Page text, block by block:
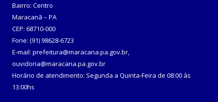
Bairro: Centro
Maracanã – PA
CEP: 68710-000
Fone: (91) 98628-6723
E-mail: prefeitura@maracana.pa.gov.br,
ouvidoria@maracana.pa.gov.br
Horário de atendimento: Segunda a Quinta-Feira de 08:00 às
13:00hs